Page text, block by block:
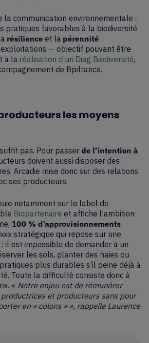
la communication environnementale :
pratiques favorables à la biodiversité
résilience et la pérennité
— objectif pouvant être
à la réalisation d’un Diag Biodiversité,
de Bpifrance.
les moyens
pas. Pour passer de l’intention à
doivent aussi disposer des
Arcadie mise donc sur des relations
ses producteurs.
notamment sur le label de
Biopartenaire et affiche l’ambition
100 % d’approvisionnements
stratégique qui repose sur une
il est impossible de demander à un
les sols, planter des haies ou
plus durables s’il peine déjà à
Toute la difficulté consiste donc à
« Notre enjeu est de rémunérer
et producteurs sans pour
en « colons » », rappelle Laurence